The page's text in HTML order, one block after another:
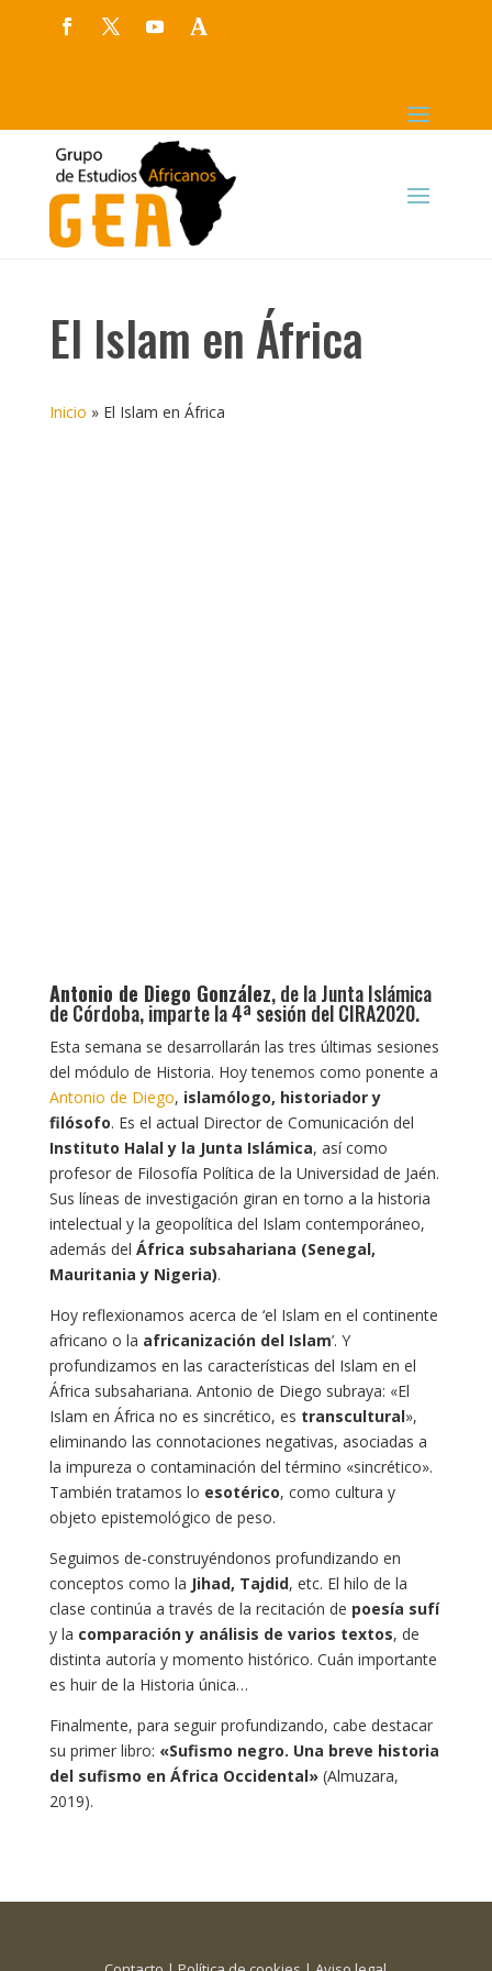
El Islam en África
Inicio » El Islam en África
Antonio de Diego González, de la Junta Islámica
de Córdoba, imparte la 4ª sesión del CIRA2020.
Esta semana se desarrollarán las tres últimas sesiones
del módulo de Historia. Hoy tenemos como ponente a
Antonio de Diego, islamólogo, historiador y
filósofo. Es el actual Director de Comunicación del
Instituto Halal y la Junta Islámica, así como
profesor de Filosofía Política de la Universidad de Jaén.
Sus líneas de investigación giran en torno a la historia
intelectual y la geopolítica del Islam contemporáneo,
además del África subsahariana (Senegal,
Mauritania y Nigeria).
Hoy reflexionamos acerca de ‘el Islam en el continente
africano o la africanización del Islam’. Y
profundizamos en las características del Islam en el
África subsahariana. Antonio de Diego subraya: «El
Islam en África no es sincrético, es transcultural»,
eliminando las connotaciones negativas, asociadas a
la impureza o contaminación del término «sincrético».
También tratamos lo esotérico, como cultura y
objeto epistemológico de peso.
Seguimos de-construyéndonos profundizando en
conceptos como la Jihad, Tajdid, etc. El hilo de la
clase continúa a través de la recitación de poesía sufí
y la comparación y análisis de varios textos, de
distinta autoría y momento histórico. Cuán importante
es huir de la Historia única…
Finalmente, para seguir profundizando, cabe destacar
su primer libro: «Sufismo negro. Una breve historia
del sufismo en África Occidental»(Almuzara,
2019).